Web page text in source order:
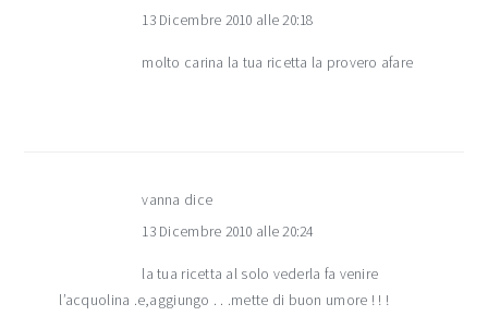
13 Dicembre 2010 alle 20:18
molto carina la tua ricetta la provero afare
vanna dice
13 Dicembre 2010 alle 20:24
la tua ricetta al solo vederla fa venire
l’acquolina .e,aggiungo . . .mette di buon umore ! ! !